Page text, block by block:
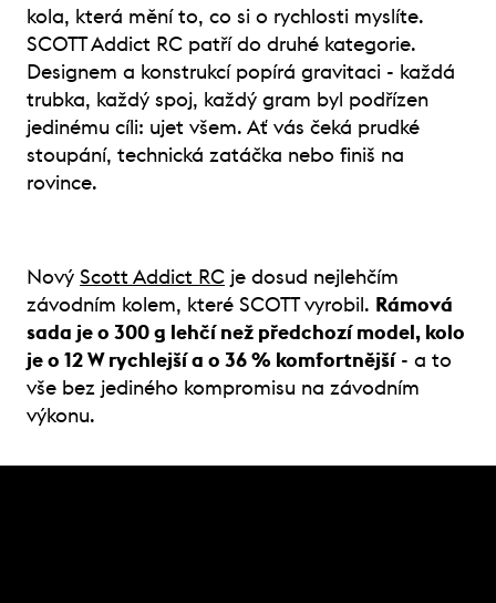
kola, která mění to, co si o rychlosti myslíte.
SCOTT Addict RC patří do druhé kategorie.
Designem a konstrukcí popírá gravitaci - každá
trubka, každý spoj, každý gram byl podřízen
jedinému cíli: ujet všem. Ať vás čeká prudké
stoupání, technická zatáčka nebo finiš na
rovince.
Nový Scott Addict RC je dosud nejlehčím
závodním kolem, které SCOTT vyrobil. Rámová
sada je o 300 g lehčí než předchozí model, kolo
je o 12 W rychlejší a o 36 % komfortnější- a to
vše bez jediného kompromisu na závodním
výkonu.